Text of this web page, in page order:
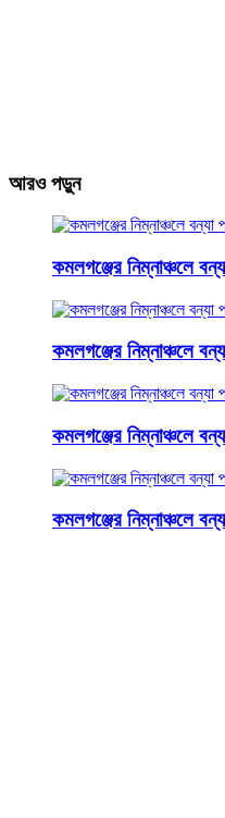
আরও পড়ুন
কমলগঞ্জের নিম্নাঞ্চলে
কমলগঞ্জের নিম্নাঞ্চলে
কমলগঞ্জের নিম্নাঞ্চলে
কমলগঞ্জের নিম্নাঞ্চলে